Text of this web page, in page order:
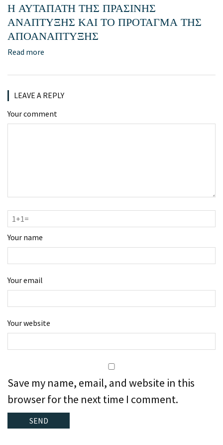
Η ΑΥΤΑΠΑΤΗ ΤΗΣ ΠΡΑΣΙΝΗΣ
ΑΝΑΠΤΥΞΗΣ ΚΑΙ ΤΟ ΠΡΟΤΑΓΜΑ ΤΗΣ
ΑΠΟΑΝΑΠΤΥΞΗΣ
Read more
LEAVE A REPLY
Your comment
Your name
Your email
Your website
Save my name, email, and website in this
browser for the next time I comment.